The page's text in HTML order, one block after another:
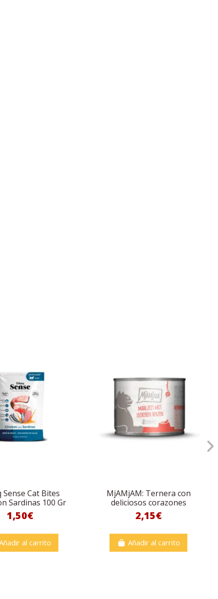
Sense Cat Bites
Sardinas 100 Gr
1,50€
al carrito
MjAMjAM: Ternera con
deliciosos corazones
2,15€
Añadir al carrito